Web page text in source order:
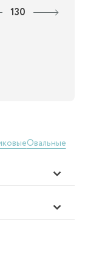
130
Овальные